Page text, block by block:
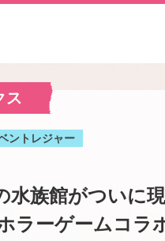
ス
ントレジャー
水族館がついに
ラーゲームコラ